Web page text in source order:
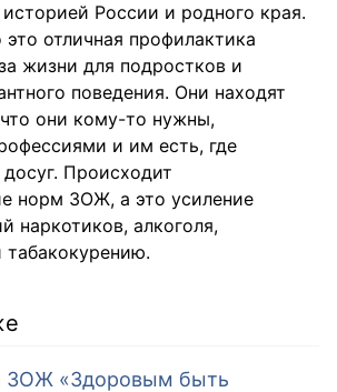
историей России и родного края.
это отличная профилактика
жизни для подростков и
поведения. Они находят
они кому-то нужны,
и им есть, где
Происходит
норм ЗОЖ, а это усиление
наркотиков, алкоголя,
ЗОЖ «Здоровым быть